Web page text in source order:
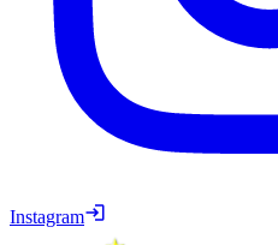
Instagram